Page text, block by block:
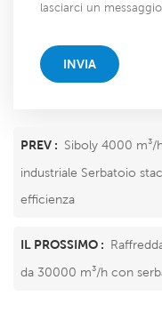
lasciarci un
INVIA
PREV : Siboly 4000 m³/
industriale Serbatoio
efficienza
IL PROSSIMO :
da 30000 m³/h con